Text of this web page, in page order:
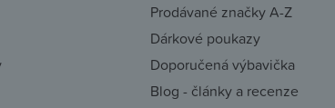
Prodávané značky A-Z
Dárkové poukazy
Doporučená výbavička
Blog - články a recenze